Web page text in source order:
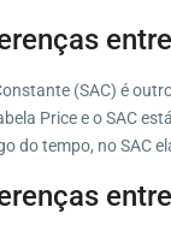
(SAC) é
Price e o SAC
do tempo, no SAC